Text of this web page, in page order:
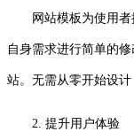
网站模板为使用
自身需求进行简单的
站。无需从零开始设计
2. 提升用户体验